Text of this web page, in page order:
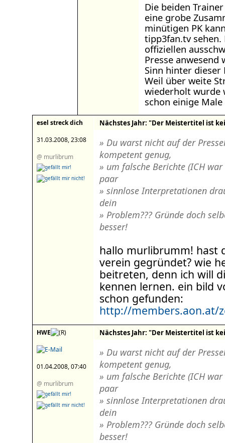
Die beiden
eine grobe
minütigen PK
tipp3fan.tv sehen.
offiziellen
Presse anwesend
Sinn hinter dieser
Weil über weite
wiederholt wurde
schon einige
esel streck dich
31.03.2008, 23:08
@ murlibrum
Nächstes Jahr: "Der Meistertitel ist
» Du warst nicht auf der
kompetent genug,
» um falsche Berichte (ICH
paar
» sinnlose Interpretationen
dein
» Problem??? Gründe doch
besser!
hallo murlibrumm! hast
verein gegründet? wie
beitreten, denn ich will
kennen lernen. ein bild
schon gefunden:
http://members.aon.at/
HWE
01.04.2008, 07:40
@ murlibrum
Nächstes Jahr: "Der Meistertitel ist
» Du warst nicht auf der
kompetent genug,
» um falsche Berichte (ICH
paar
» sinnlose Interpretationen
dein
» Problem??? Gründe doch
besser!